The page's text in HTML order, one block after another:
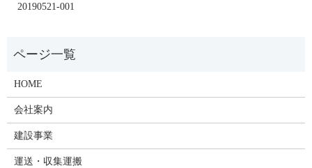
20190521-001
HOME
会社案内
建設事業
運送・収集運搬